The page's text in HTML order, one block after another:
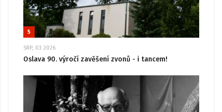
5
SRP, 03 2026
Oslava 90. výročí zavěšení zvonů - i tancem!